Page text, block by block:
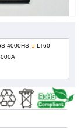
4000HS
LT60